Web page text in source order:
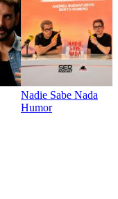
Nadie Sabe Nada
Humor